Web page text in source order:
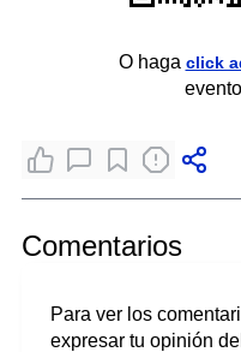
O haga click
Comentarios
Para ver los
expresar tu opinión